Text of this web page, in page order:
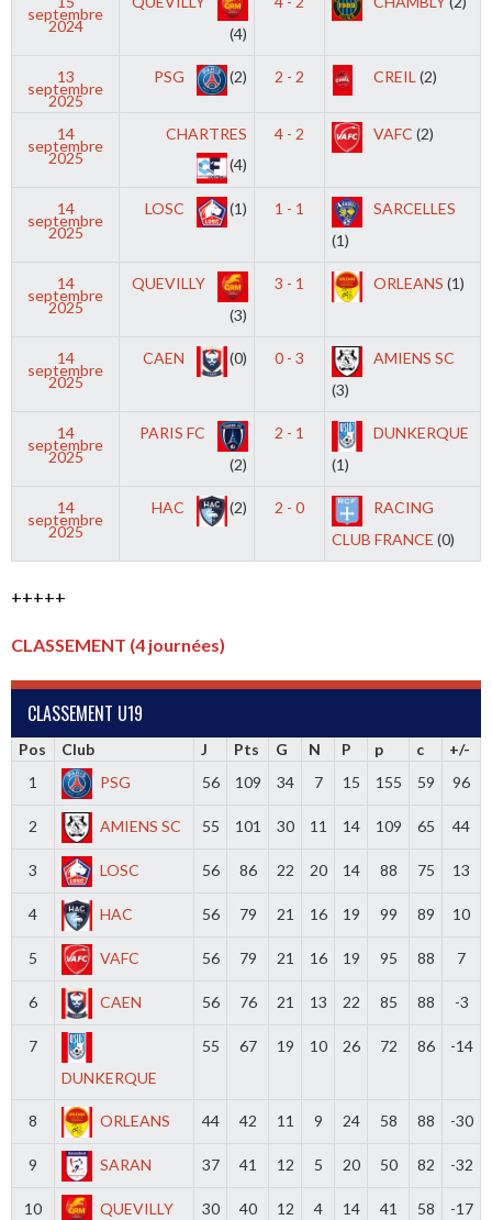
septembre
2024
(4)
13
septembre
2025
PSG (2) 2 - 2 CREIL (2)
14
septembre
2025
CHARTRES
(4)
4 - 2 VAFC (2)
14
septembre
2025
LOSC (1) 1 - 1
SARCELLES
(1)
14
septembre
2025
QUEVILLY
(3)
3 - 1 ORLEANS (1)
14
septembre
2025
CAEN (0) 0 - 3
AMIENS SC
(3)
14
septembre
2025
PARIS FC
(2)
2 - 1
DUNKERQUE
(1)
14
septembre
2025
HAC (2) 2 - 0
RACING
CLUB FRANCE (0)
+++++
CLASSEMENT (4 journées)
CLASSEMENT U19
Pos Club J Pts G N P p c
+/-
1
PSG 56 109 34 7 15 155 59 96
2 AMIENS SC 55 101 30 11 14 109 65 44
3 LOSC 56 86 22 20 14 88 75 13
4 HAC 56 79 21 16 19 99 89 10
5 VAFC 56 79 21 16 19 95 88 7
6 CAEN 56 76 21 13 22 85 88 -3
7
DUNKERQUE
55 67 19 10 26 72 86 -14
8 ORLEANS 44 42 11 9 24 58 88 -30
9 SARAN 37 41 12 5 20 50 82 -32
10 QUEVILLY 30 40 12 4 14 41 58 -17